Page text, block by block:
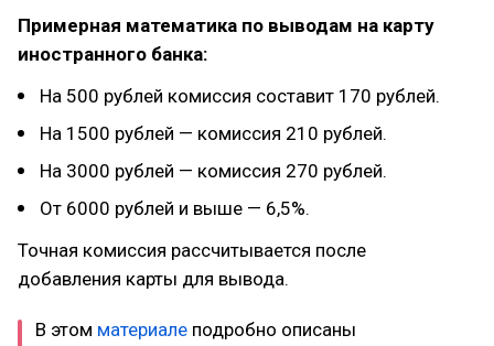
Примерная математика по выводам на карту
иностранного банка:
На 500 рублей комиссия составит 170 рублей.
На 1500 рублей — комиссия 210 рублей.
На 3000 рублей — комиссия 270 рублей.
От 6000 рублей и выше — 6,5%.
Точная комиссия рассчитывается после
добавления карты для вывода.
В этом материале подробно описаны